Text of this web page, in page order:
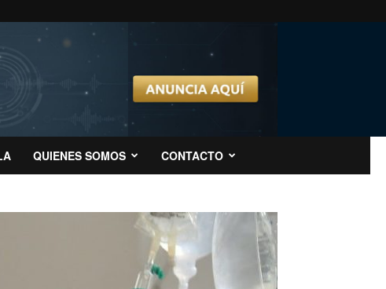
QUIENES SOMOS CONTACTO